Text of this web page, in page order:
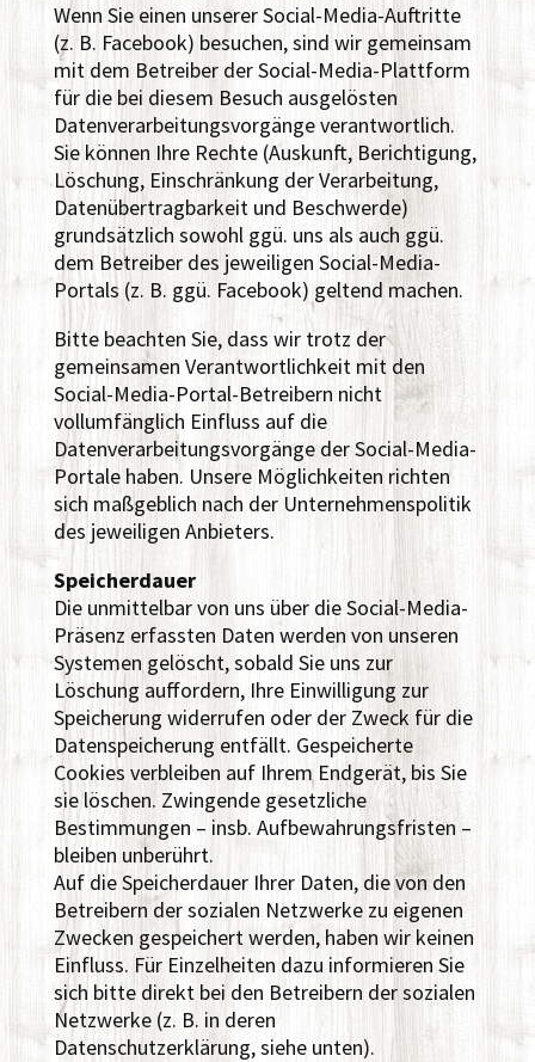
Wenn Sie einen unserer Social-Media-Auftritte
(z. B. Facebook) besuchen, sind wir gemeinsam
mit dem Betreiber der Social-Media-Plattform
für die bei diesem Besuch ausgelösten
Datenverarbeitungsvorgänge verantwortlich.
Sie können Ihre Rechte (Auskunft, Berichtigung,
Löschung, Einschränkung der Verarbeitung,
Datenübertragbarkeit und Beschwerde)
grundsätzlich sowohl ggü. uns als auch ggü.
dem Betreiber des jeweiligen Social-Media-
Portals (z. B. ggü. Facebook) geltend machen.
Bitte beachten Sie, dass wir trotz der
gemeinsamen Verantwortlichkeit mit den
Social-Media-Portal-Betreibern nicht
vollumfänglich Einfluss auf die
Datenverarbeitungsvorgänge der Social-Media-
Portale haben. Unsere Möglichkeiten richten
sich maßgeblich nach der Unternehmenspolitik
des jeweiligen Anbieters.
Speicherdauer
Die unmittelbar von uns über die Social-Media-
Präsenz erfassten Daten werden von unseren
Systemen gelöscht, sobald Sie uns zur
Löschung auffordern, Ihre Einwilligung zur
Speicherung widerrufen oder der Zweck für die
Datenspeicherung entfällt. Gespeicherte
Cookies verbleiben auf Ihrem Endgerät, bis Sie
sie löschen. Zwingende gesetzliche
Bestimmungen – insb. Aufbewahrungsfristen –
bleiben unberührt.
Auf die Speicherdauer Ihrer Daten, die von den
Betreibern der sozialen Netzwerke zu eigenen
Zwecken gespeichert werden, haben wir keinen
Einfluss. Für Einzelheiten dazu informieren Sie
sich bitte direkt bei den Betreibern der sozialen
Netzwerke (z. B. in deren
Datenschutzerklärung, siehe unten).